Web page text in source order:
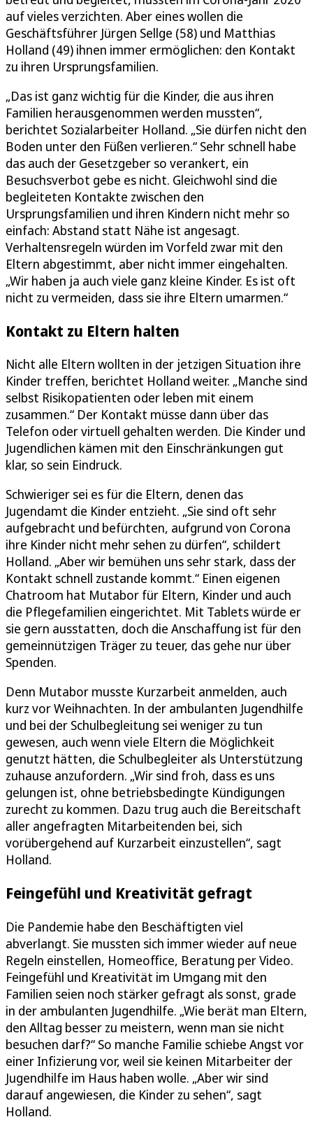
auf vieles verzichten. Aber eines wollen die
Geschäftsführer Jürgen Sellge (58) und Matthias
Holland (49) ihnen immer ermöglichen: den Kontakt
zu ihren Ursprungsfamilien.
„Das ist ganz wichtig für die Kinder, die aus ihren
Familien herausgenommen werden mussten“,
berichtet Sozialarbeiter Holland. „Sie dürfen nicht den
Boden unter den Füßen verlieren.“ Sehr schnell habe
das auch der Gesetzgeber so verankert, ein
Besuchsverbot gebe es nicht. Gleichwohl sind die
begleiteten Kontakte zwischen den
Ursprungsfamilien und ihren Kindern nicht mehr so
einfach: Abstand statt Nähe ist angesagt.
Verhaltensregeln würden im Vorfeld zwar mit den
Eltern abgestimmt, aber nicht immer eingehalten.
„Wir haben ja auch viele ganz kleine Kinder. Es ist oft
nicht zu vermeiden, dass sie ihre Eltern umarmen.“
Kontakt zu Eltern halten
Nicht alle Eltern wollten in der jetzigen Situation ihre
Kinder treffen, berichtet Holland weiter. „Manche sind
selbst Risikopatienten oder leben mit einem
zusammen.“ Der Kontakt müsse dann über das
Telefon oder virtuell gehalten werden. Die Kinder und
Jugendlichen kämen mit den Einschränkungen gut
klar, so sein Eindruck.
Schwieriger sei es für die Eltern, denen das
Jugendamt die Kinder entzieht. „Sie sind oft sehr
aufgebracht und befürchten, aufgrund von Corona
ihre Kinder nicht mehr sehen zu dürfen“, schildert
Holland. „Aber wir bemühen uns sehr stark, dass der
Kontakt schnell zustande kommt.“ Einen eigenen
Chatroom hat Mutabor für Eltern, Kinder und auch
die Pflegefamilien eingerichtet. Mit Tablets würde er
sie gern ausstatten, doch die Anschaffung ist für den
gemeinnützigen Träger zu teuer, das gehe nur über
Spenden.
Denn Mutabor musste Kurzarbeit anmelden, auch
kurz vor Weihnachten. In der ambulanten Jugendhilfe
und bei der Schulbegleitung sei weniger zu tun
gewesen, auch wenn viele Eltern die Möglichkeit
genutzt hätten, die Schulbegleiter als Unterstützung
zuhause anzufordern. „Wir sind froh, dass es uns
gelungen ist, ohne betriebsbedingte Kündigungen
zurecht zu kommen. Dazu trug auch die Bereitschaft
aller angefragten Mitarbeitenden bei, sich
vorübergehend auf Kurzarbeit einzustellen“, sagt
Holland.
Feingefühl und Kreativität gefragt
Die Pandemie habe den Beschäftigten viel
abverlangt. Sie mussten sich immer wieder auf neue
Regeln einstellen, Homeoffice, Beratung per Video.
Feingefühl und Kreativität im Umgang mit den
Familien seien noch stärker gefragt als sonst, grade
in der ambulanten Jugendhilfe. „Wie berät man Eltern,
den Alltag besser zu meistern, wenn man sie nicht
besuchen darf?“ So manche Familie schiebe Angst vor
einer Infizierung vor, weil sie keinen Mitarbeiter der
Jugendhilfe im Haus haben wolle. „Aber wir sind
darauf angewiesen, die Kinder zu sehen“, sagt
Holland.